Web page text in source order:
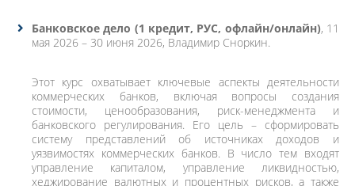
Банковское дело (1 кредит, РУС, офлайн/онлайн), 11
мая 2026 – 30 июня 2026, Владимир Сноркин.
Этот курс охватывает ключевые аспекты деятельности
коммерческих банков, включая вопросы создания
стоимости, ценообразования, риск-менеджмента и
банковского регулирования. Его цель – сформировать
систему представлений об источниках доходов и
уязвимостях коммерческих банков. В число тем входят
управление капиталом, управление ликвидностью,
хеджирование валютных и процентных рисков, а также